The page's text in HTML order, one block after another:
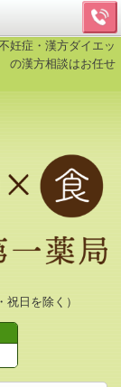
妊症・漢方ダイエッ
の漢方相談はお任せ
日を除く）